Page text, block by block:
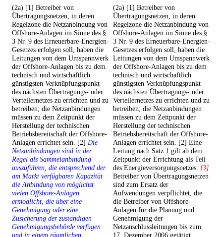
(2a) [1] Betreiber von
Übertragungsnetzen, in deren
Regelzone die Netzanbindung von
Offshore-Anlagen im Sinne des §
3 Nr. 9 des Erneuerbare-Energien-
Gesetzes erfolgen soll, haben die
Leitungen von dem Umspannwerk
der Offshore-Anlagen bis zu dem
technisch und wirtschaftlich
günstigsten Verknüpfungspunkt
des nächsten Übertragungs- oder
Verteilernetzes zu errichten und zu
betreiben; die Netzanbindungen
müssen zu dem Zeitpunkt der
Herstellung der technischen
Betriebsbereitschaft der Offshore-
Anlagen errichtet sein. [2] Die
Netzanbindungen sind in der
Regel als Sammelanbindung
auszuführen, die entsprechend der
am Markt verfügbaren Kapazität
die Anbindung von möglichst
vielen Offshore-Anlagen
ermöglicht, die über eine
Genehmigung oder eine
Zusicherung der zuständigen
Genehmigungsbehörde verfügen
und in einem räumlichen
(2a) [1] Betreiber von
Übertragungsnetzen, in deren
Regelzone die Netzanbindung von
Offshore-Anlagen im Sinne des §
3 Nr. 9 des Erneuerbare-Energien-
Gesetzes erfolgen soll, haben die
Leitungen von dem Umspannwerk
der Offshore-Anlagen bis zu dem
technisch und wirtschaftlich
günstigsten Verknüpfungspunkt
des nächsten Übertragungs- oder
Verteilernetzes zu errichten und zu
betreiben; die Netzanbindungen
müssen zu dem Zeitpunkt der
Herstellung der technischen
Betriebsbereitschaft der Offshore-
Anlagen errichtet sein. [2] Eine
Leitung nach Satz 1 gilt ab dem
Zeitpunkt der Errichtung als Teil
des Energieversorgungsnetzes. [3]
Betreiber von Übertragungsnetzen
sind zum Ersatz der
Aufwendungen verpflichtet, die
die Betreiber von Offshore-
Anlagen für die Planung und
Genehmigung der
Netzanschlussleitungen bis zum
17. Dezember 2006 getätigt